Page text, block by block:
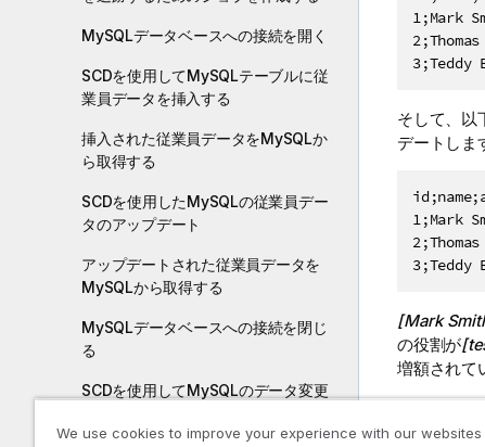
MySQLデータベースへの接続を開く
SCDを使用してMySQLテーブルに従
業員データを挿入する
挿入された従業員データをMySQLか
ら取得する
SCDを使用したMySQLの従業員デー
タのアップデート
アップデートされた従業員データを
MySQLから取得する
MySQLデータベースへの接続を閉じ
る
SCDを使用してMySQLのデータ変更
1;Mark
そして、以
デートしま
1;Mark
3;Teddy
[Mark
の役割が
増額されて
新し
We use cookies to improve your experience with our websites